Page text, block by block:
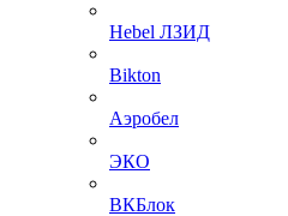
Hebel ЛЗИД
Bikton
Аэробел
ЭКО
ВКБлок